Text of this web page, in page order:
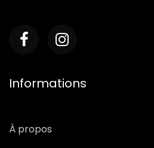
Informations
À propos